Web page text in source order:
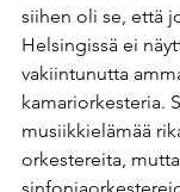
siihen oli se, että
Helsingissä ei
vakiintunutta
kamariorkesteria.
musiikkielämää
orkestereita, mutta